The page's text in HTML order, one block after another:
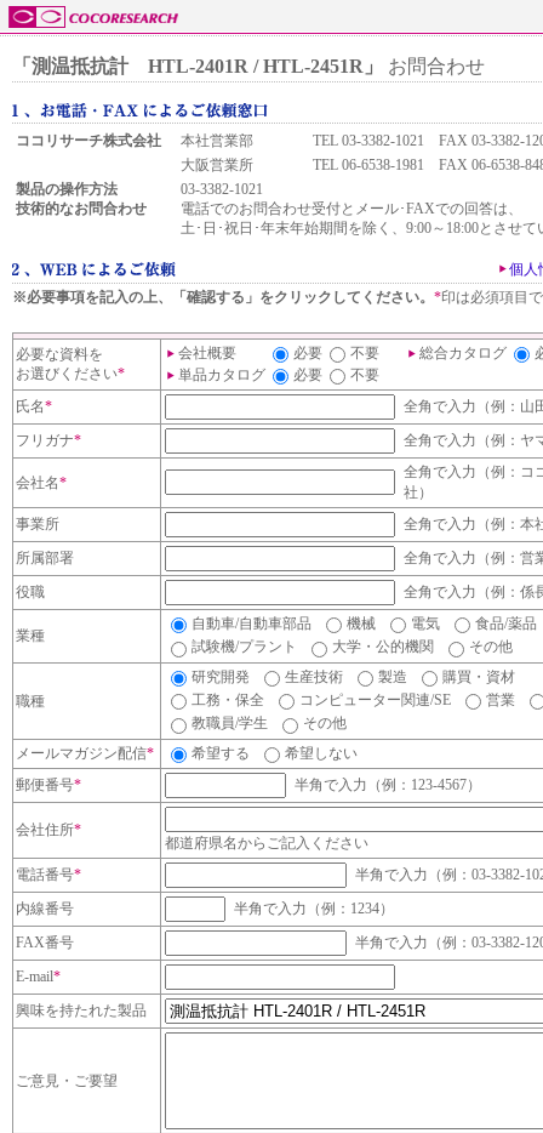
「測温抵抗計 HTL-2401R / HTL-2451R」 お問合わせ
ココリサーチ株式会社 本社営業部
TEL 03-3382-1021 FAX 03-3382-
大阪営業所
TEL 06-6538-1981 FAX 06-6538-
製品の操作方法
技術的なお問合わせ
03-3382-1021
電話でのお問合わせ受付とメール･FAXでの回答は、
土･日･祝日･年末年始期間を除く、9:00～18:00とさせ
個人
※必要事項を記入の上、「確認する」をクリックしてください。 *印は必須項目
必要な資料を
お選びください*
会社概要 必要 不要 総合カタログ
単品カタログ
必要
不要
氏名*
全角で入力（例：
フリガナ* 全角で入力（例：
会社名*
全角で入力（例：コ
社）
事業所
全角で入力（例：本
所属部署
全角で入力（例：営
役職
全角で入力（例：係
業種
自動車/自動車部品 機械 電気
食品/薬品
試験機/プラント
大学・公的機関 その他
職種
研究開発 生産技術 製造
購買・資材
工務・保全
コンピューター関連/SE
営業
教職員/学生
その他
メールマガジン配信* 希望する
希望しない
郵便番号* 半角で入力（例：123-4567）
会社住所*
都道府県名からご記入ください
電話番号*
半角で入力（例：03-3382-
内線番号
半角で入力（例：1234）
FAX番号
半角で入力（例：03-3382-
E-mail*
興味を持たれた製品
ご意見・ご要望